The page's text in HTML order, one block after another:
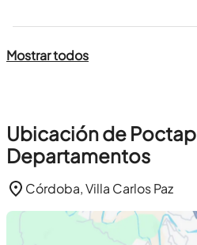
Mostrar todos
Ubicación de
Departamentos
Córdoba, Villa Carlos Paz